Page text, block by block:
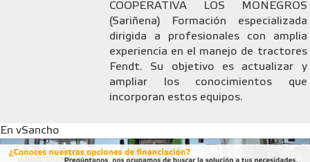
COOPERATIVA LOS MONEGROS
(Sariñena) Formación especializada
dirigida a profesionales con amplia
experiencia en el manejo de tractores
Fendt. Su objetivo es actualizar y
ampliar los conocimientos que
incorporan estos equipos.
En vSancho